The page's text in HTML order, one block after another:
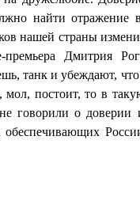
найти отражение
нашей страны
Дмитрия
танк и убеждают, что
постоит, то в
говорили о доверии
обеспечивающих